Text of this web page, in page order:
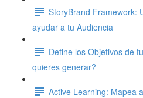
StoryBrand Framework:
ayudar a tu Audiencia
Define los Objetivos de
quieres generar?
Active Learning: Mapea